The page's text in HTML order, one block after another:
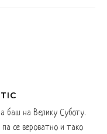
баш на Велику Суботу.
се вероватно и тако